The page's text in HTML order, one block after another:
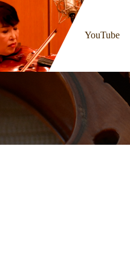
YouTube